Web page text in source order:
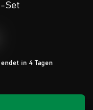
Set
endet in 4 Tagen